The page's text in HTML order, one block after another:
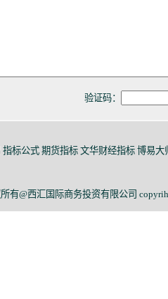
验证码：
指标公式 期货指标 文华财经指标 博易大
有@西汇国际商务投资有限公司